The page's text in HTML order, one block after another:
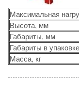
Максимальная
Высота, мм
Габариты, мм
Габариты в
Масса, кг